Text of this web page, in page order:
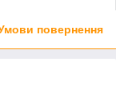
повернення